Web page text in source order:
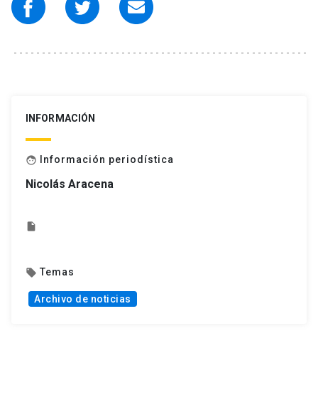
INFORMACIÓN
face Información periodística
Nicolás Aracena
insert_drive_file
local_offer Temas
Archivo de noticias